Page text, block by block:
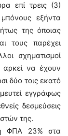
επί τρεις (3)
μπόνους εξήντα
της όποιας
τους παρέχει
σχηματισμοί
αρκεί να έχουν
δύο τοις εκατό
εγγράφως
δεσμεύσεις
της.
ΦΠΑ 23% στα